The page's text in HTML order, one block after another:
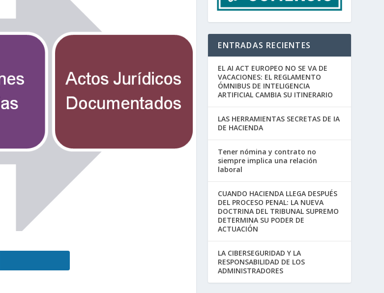
ENTRADAS RECIENTES
EL AI ACT EUROPEO NO SE VA DE
VACACIONES: EL REGLAMENTO
ÓMNIBUS DE INTELIGENCIA
ARTIFICIAL CAMBIA SU ITINERARIO
LAS HERRAMIENTAS SECRETAS DE IA
DE HACIENDA
Tener nómina y contrato no
siempre implica una relación
laboral
CUANDO HACIENDA LLEGA DESPUÉS
DEL PROCESO PENAL: LA NUEVA
DOCTRINA DEL TRIBUNAL SUPREMO
DETERMINA SU PODER DE
ACTUACIÓN
LA CIBERSEGURIDAD Y LA
RESPONSABILIDAD DE LOS
ADMINISTRADORES